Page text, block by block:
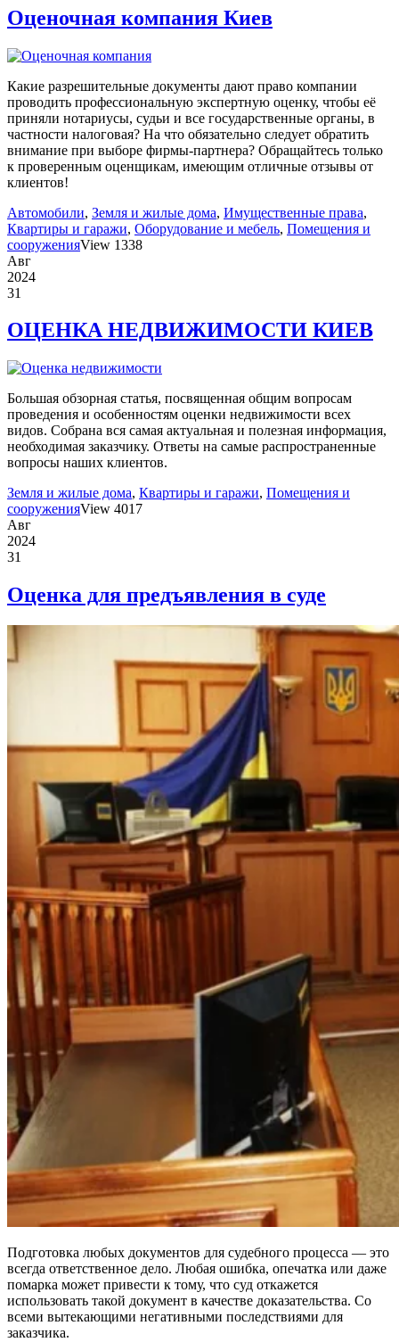
Оценочная компания Киев
Какие разрешительные документы дают право компании
проводить профессиональную экспертную оценку, чтобы её
приняли нотариусы, судьи и все государственные органы, в
частности налоговая? На что обязательно следует обратить
внимание при выборе фирмы-партнера? Обращайтесь только
к проверенным оценщикам, имеющим отличные отзывы от
клиентов!
Автомобили, Земля и жилые дома, Имущественные права,
Квартиры и гаражи, Оборудование и мебель, Помещения и
сооруженияView 1338
Авг
2024
31
ОЦЕНКА НЕДВИЖИМОСТИ КИЕВ
Большая обзорная статья, посвященная общим вопросам
проведения и особенностям оценки недвижимости всех
видов. Собрана вся самая актуальная и полезная информация,
необходимая заказчику. Ответы на самые распространенные
вопросы наших клиентов.
Земля и жилые дома, Квартиры и гаражи, Помещения и
сооруженияView 4017
Авг
2024
31
Оценка для предъявления в суде
Подготовка любых документов для судебного процесса — это
всегда ответственное дело. Любая ошибка, опечатка или даже
помарка может привести к тому, что суд откажется
использовать такой документ в качестве доказательства. Со
всеми вытекающими негативными последствиями для
заказчика.